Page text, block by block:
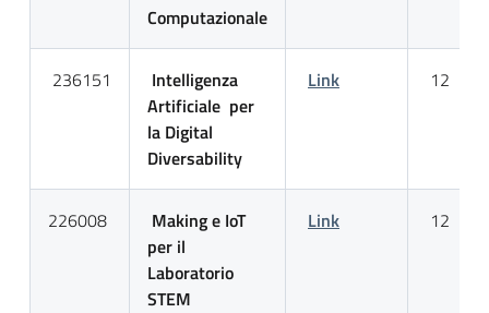
Computazionale
236151
Intelligenza
Artificiale per
la Digital
Diversability
Link 12
226008
Making e IoT
per il
Laboratorio
STEM
Link 12